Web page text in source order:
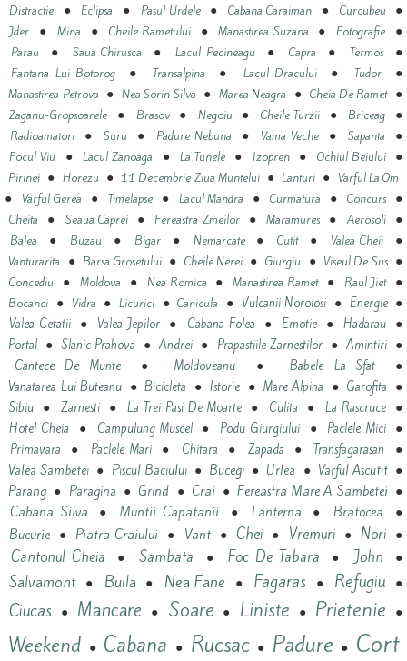
Distractie ● Eclipsa ● Pasul Urdele●Cabana Caraiman ● Curcubeu ●
Jder ● Mina ● Cheile Rametului●Manastirea Suzana ● Fotografie ●
Parau ● Saua Chirusca ●Lacul Pecineagu ● Capra ● Termos●
Fantana Lui Botorog ●Transalpina ● Lacul Dracului ●Tudor ●
Manastirea Petrova ●Nea Sorin Silva ●Marea Neagra ● Cheia De Ramet●
Zaganu-Gropsoarele ● Brasov● Negoiu ● Cheile Turzii ● Briceag ●
Radioamatori● Suru ● Padure Nebuna ● Vama Veche● Sapanta ●
Focul Viu ●Lacul Zanoaga ● La Tunele ● Izopren● Ochiul Beiului●
Pirinei ● Horezu ● 11 Decembrie Ziua Muntelui●Lanturi ● Varful La Om
● Varful Gerea ● Timelapse● Lacul Mandra ●Curmatura ●Concurs ●
Cheita ● Seaua Caprei● Fereastra Zmeilor●Maramures ●Aerosoli●
Balea ● Buzau ● Bigar● Nemarcate●Cutit●Valea Cheii ●
Vanturarita ● Barsa Grosetului● Cheile Nerei●Giurgiu ●Viseul De Sus●
Concediu ● Moldova ● Nea Romica ●Manastirea Ramet● Raul Jiet●
Bocanci ● Vidra ●Licurici ●Canicula ● Vulcanii Noroiosi ● Energie●
Valea Cetatii ● Valea Jepilor ● Cabana Folea ● Emotie● Hadarau ●
Portal ●Slanic Prahova ●Andrei ● Prapastiile Zarnestilor●Amintiri ●
Cantece De Munte●Moldoveanu ●Babele La Sfat●
Vanatarea Lui Buteanu●Bicicleta ●Istorie ● Mare Alpina ● Garofita ●
Sibiu ● Zarnesti● La Trei Pasi De Moarte ● Culita ● La Rascruce●
Hotel Cheia ● Campulung Muscel● Podu Giurgiului ● Paclele Mici●
Primavara ● Paclele Mari● Chitara ● Zapada ●Transfagarasan ●
Valea Sambetei ● Piscul Baciului● Bucegi ● Urlea ● Varful Ascutit●
Parang ● Paragina ● Grind ● Crai●Fereastra Mare A Sambetei●
Cabana Silva ●Muntii Capatanii● Lanterna ● Bratocea ●
Bucurie● Piatra Craiului ● Vant●Chei ● Vremuri● Nori ●
Cantonul Cheia ●Sambata ●Foc De Tabara ● John ●
Salvamont● Buila ● Nea Fane ● Fagaras ● Refugiu ●
Ciucas ●Mancare ● Soare ● Liniste ● Prietenie ●
Weekend ● Cabana ● Rucsac● Padure ● Cort